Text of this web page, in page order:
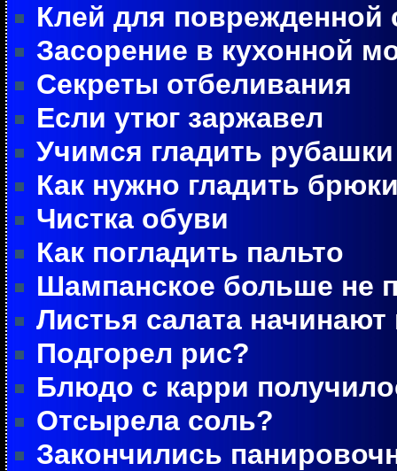
Клей для поврежденной
Засорение в кухонной
Секреты отбеливания
Если утюг заржавел
Учимся гладить рубашки
Как нужно гладить
Чистка обуви
Как погладить пальто
Шампанское больше не
Листья салата начинают
Подгорел рис?
Блюдо с карри
Отсырела соль?
Закончились